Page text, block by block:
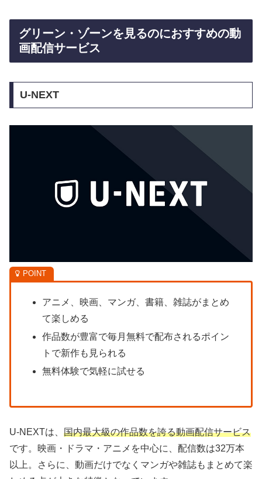
グリーン・ゾーンを見るのにおすすめの動
画配信サービス
U-NEXT
アニメ、映画、マンガ、書籍、雑誌がまとめ
て楽しめる
作品数が豊富で毎月無料で配布されるポイン
トで新作も見られる
無料体験で気軽に試せる
U-NEXTは、 国内最大級の作品数を誇る動画配信サービス
です。映画・ドラマ・アニメを中心に、配信数は32万本
以上。さらに、動画だけでなくマンガや雑誌もまとめて楽